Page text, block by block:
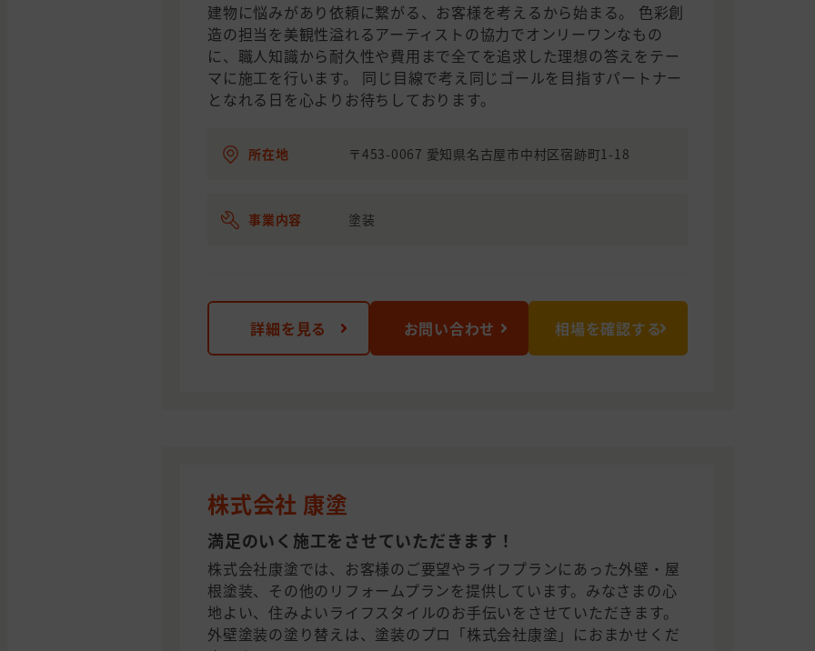
建物に悩みがあり依頼に繋がる、お客様を考えるから始まる。 色彩創
造の担当を美観性溢れるアーティストの協力でオンリーワンなもの
に、職人知識から耐久性や費用まで全てを追求した理想の答えをテー
マに施工を行います。 同じ目線で考え同じゴールを目指すパートナー
となれる日を心よりお待ちしております。
所在地 〒453-0067 愛知県名古屋市中村区宿跡町1-18
事業内容 塗装
詳細を見る お問い合わせ 相場を確認する
株式会社 康塗
満足のいく施工をさせていただきます！
株式会社康塗では、お客様のご要望やライフプランにあった外壁・屋
根塗装、その他のリフォームプランを提供しています。みなさまの心
地よい、住みよいライフスタイルのお手伝いをさせていただきます。
外壁塗装の塗り替えは、塗装のプロ「株式会社康塗」におまかせくだ